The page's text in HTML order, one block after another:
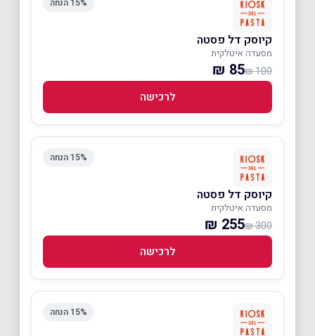
15% הנחה
קיוסק דל פסטה
מסעדה איטלקית
100 ₪
85 ₪
לרכישה
15% הנחה
קיוסק דל פסטה
מסעדה איטלקית
300 ₪
255 ₪
לרכישה
15% הנחה